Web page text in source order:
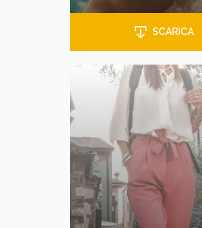
SCARICA